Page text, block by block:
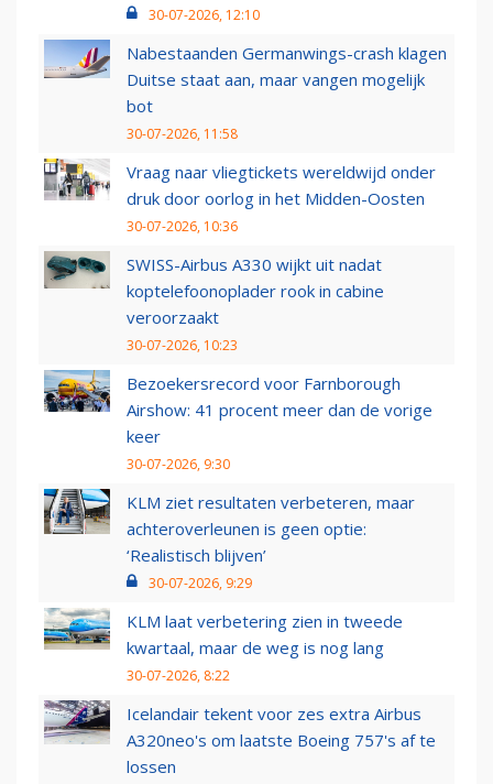
30-07-2026, 12:10
Nabestaanden Germanwings-crash klagen
Duitse staat aan, maar vangen mogelijk
bot
30-07-2026, 11:58
Vraag naar vliegtickets wereldwijd onder
druk door oorlog in het Midden-Oosten
30-07-2026, 10:36
SWISS-Airbus A330 wijkt uit nadat
koptelefoonoplader rook in cabine
veroorzaakt
30-07-2026, 10:23
Bezoekersrecord voor Farnborough
Airshow: 41 procent meer dan de vorige
keer
30-07-2026, 9:30
KLM ziet resultaten verbeteren, maar
achteroverleunen is geen optie:
‘Realistisch blijven’
30-07-2026, 9:29
KLM laat verbetering zien in tweede
kwartaal, maar de weg is nog lang
30-07-2026, 8:22
Icelandair tekent voor zes extra Airbus
A320neo's om laatste Boeing 757's af te
lossen